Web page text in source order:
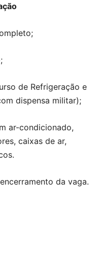
de Refrigeração e
dispensa militar);
ar-condicionado,
caixas de ar,
da vaga.